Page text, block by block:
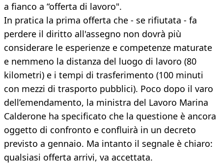
a fianco a “offerta di lavoro".
In pratica la prima offerta che - se rifiutata - fa
perdere il diritto all'assegno non dovrà più
considerare le esperienze e competenze maturate
e nemmeno la distanza del luogo di lavoro (80
kilometri) e i tempi di trasferimento (100 minuti
con mezzi di trasporto pubblici). Poco dopo il varo
dell’emendamento, la ministra del Lavoro Marina
Calderone ha specificato che la questione è ancora
oggetto di confronto e confluirà in un decreto
previsto a gennaio. Ma intanto il segnale è chiaro:
qualsiasi offerta arrivi, va accettata.